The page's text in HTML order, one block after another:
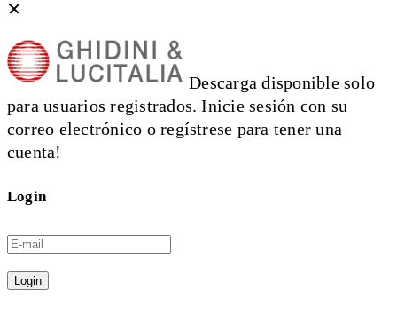
Descarga disponible solo
para usuarios registrados. Inicie sesión con su
correo electrónico o regístrese para tener una
cuenta!
Login
Login